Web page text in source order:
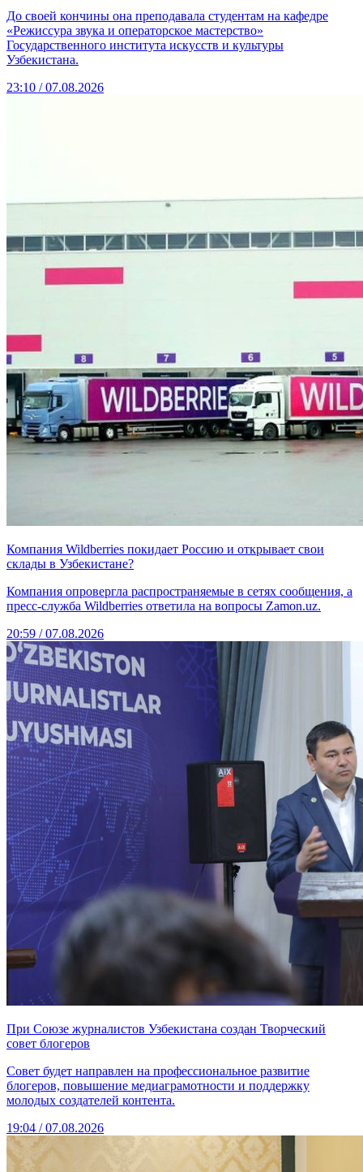
До своей кончины она преподавала студентам на кафедре
«Режиссура звука и операторское мастерство»
Государственного института искусств и культуры
Узбекистана.
23:10 / 07.08.2026
Компания Wildberries покидает Россию и открывает свои
склады в Узбекистане?
Компания опровергла распространяемые в сетях сообщения, а
пресс-служба Wildberries ответила на вопросы Zamon.uz.
20:59 / 07.08.2026
При Союзе журналистов Узбекистана создан Творческий
совет блогеров
Совет будет направлен на профессиональное развитие
блогеров, повышение медиаграмотности и поддержку
молодых создателей контента.
19:04 / 07.08.2026